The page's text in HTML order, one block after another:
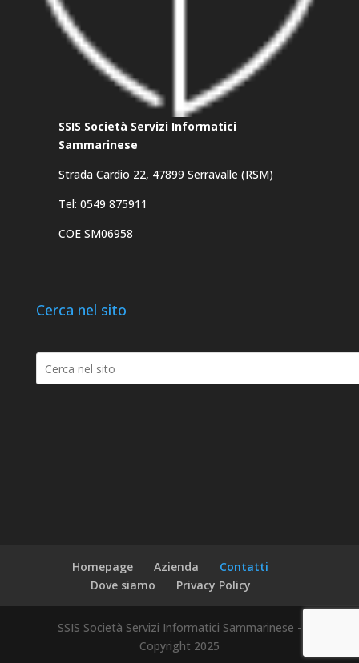
SSIS Società Servizi Informatici
Sammarinese
Strada Cardio 22, 47899 Serravalle (RSM)
Tel: 0549 875911
COE SM06958
Cerca nel sito
Homepage Azienda
Contatti
Dove siamo
Privacy Policy
SSIS Società Servizi Informatici Sammarinese -
Copyright 2025